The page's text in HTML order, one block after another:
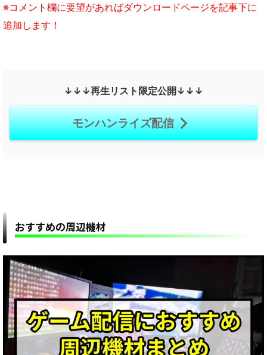
※コメント欄に要望があればダウンロードページを記事下に
追加します！
↓↓↓再生リスト限定公開↓↓↓
モンハンライズ配信
おすすめの周辺機材